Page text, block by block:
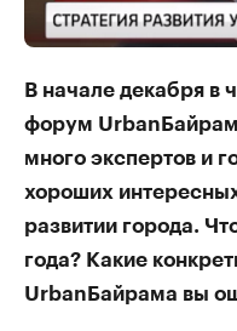
В начале декабря в
форум
много экспертов и
хороших
развитии города.
года? Какие
UrbanБайрама вы